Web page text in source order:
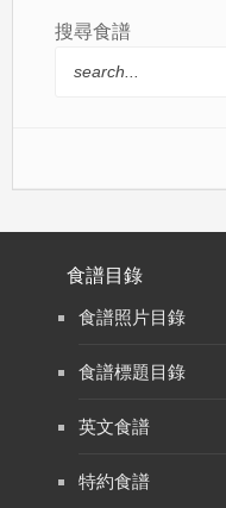
搜尋食譜
食譜目錄
食譜照片目錄
食譜標題目錄
英文食譜
特約食譜